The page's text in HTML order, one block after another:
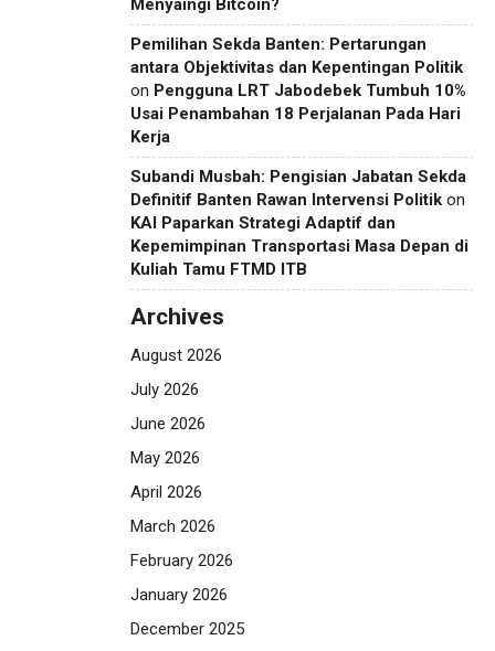
Pemilihan Sekda Banten: Pertarungan
antara Objektivitas dan Kepentingan Politik
on Pengguna LRT Jabodebek Tumbuh 10%
Usai Penambahan 18 Perjalanan Pada Hari
Kerja
Subandi Musbah: Pengisian Jabatan Sekda
Definitif Banten Rawan Intervensi Politik on
KAI Paparkan Strategi Adaptif dan
Kepemimpinan Transportasi Masa Depan di
Kuliah Tamu FTMD ITB
Archives
August 2026
July 2026
June 2026
May 2026
April 2026
March 2026
February 2026
January 2026
December 2025